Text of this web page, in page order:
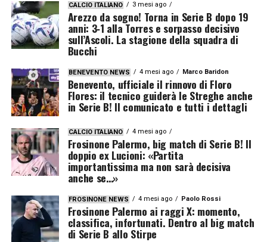
CALCIO ITALIANO 3 mesi ago
Arezzo da sogno! Torna in Serie B dopo 19
anni: 3‑1 alla Torres e sorpasso decisivo
sull’Ascoli. La stagione della squadra di
Bucchi
BENEVENTO NEWS 4 mesi ago Marco Baridon
Benevento, ufficiale il rinnovo di Floro
Flores: il tecnico guiderà le Streghe anche
in Serie B! Il comunicato e tutti i dettagli
CALCIO ITALIANO 4 mesi ago
Frosinone Palermo, big match di Serie B! Il
doppio ex Lucioni: «Partita
importantissima ma non sarà decisiva
anche se…»
FROSINONE NEWS 4 mesi ago Paolo Rossi
Frosinone Palermo ai raggi X: momento,
classifica, infortunati. Dentro al big match
di Serie B allo Stirpe